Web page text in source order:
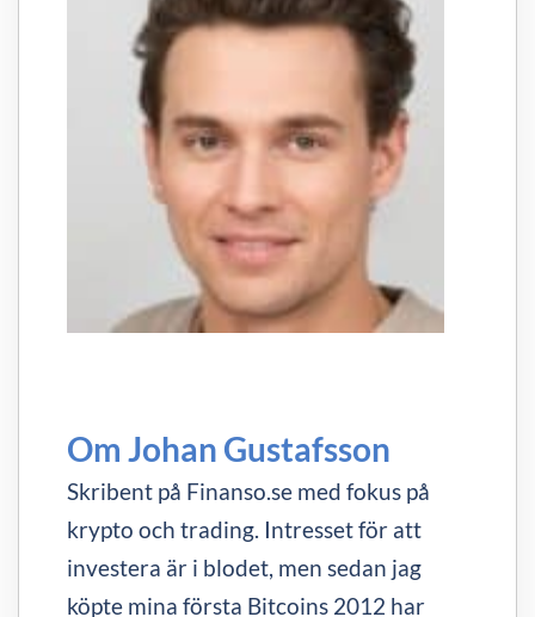
Om Johan Gustafsson
Skribent på Finanso.se med fokus på
krypto och trading. Intresset för att
investera är i blodet, men sedan jag
köpte mina första Bitcoins 2012 har